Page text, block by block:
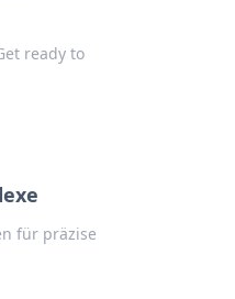
ready to
für präzise